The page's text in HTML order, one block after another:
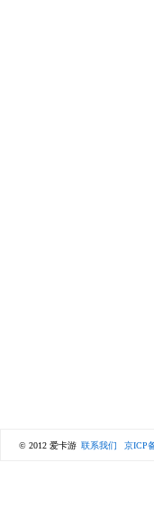
© 2012 爱卡游 联系我们 京ICP